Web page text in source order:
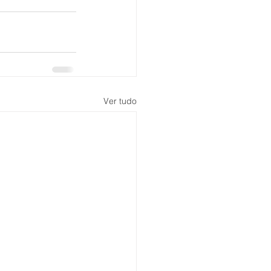
Ver tudo